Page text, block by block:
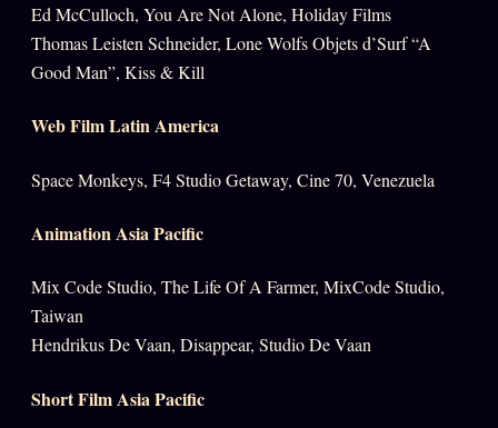
Ed McCulloch, You Are Not Alone, Holiday Films
Thomas Leisten Schneider, Lone Wolfs Objets d’Surf “A
Good Man”, Kiss & Kill
Web Film Latin America
Space Monkeys, F4 Studio Getaway, Cine 70, Venezuela
Animation Asia Pacific
Mix Code Studio, The Life Of A Farmer, MixCode Studio,
Taiwan
Hendrikus De Vaan, Disappear, Studio De Vaan
Short Film Asia Pacific